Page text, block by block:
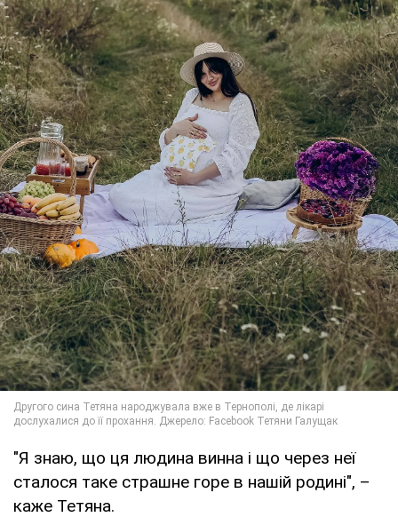
"Я знаю, що ця людина винна і що через неї
сталося таке страшне горе в нашій родині", –
каже Тетяна.